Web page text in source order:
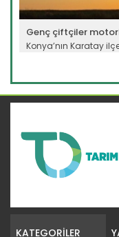
Genç çiftçiler
Konya’nın Karatay
Isparta...
KATEGORİLER